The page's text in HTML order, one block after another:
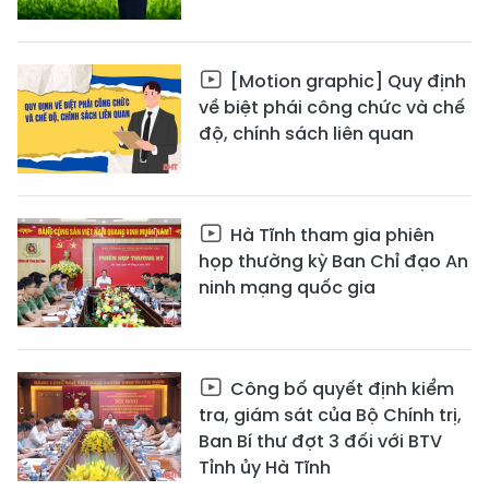
[Motion graphic] Quy định
về biệt phái công chức và chế
độ, chính sách liên quan
Hà Tĩnh tham gia phiên
họp thường kỳ Ban Chỉ đạo An
ninh mạng quốc gia
Công bố quyết định kiểm
tra, giám sát của Bộ Chính trị,
Ban Bí thư đợt 3 đối với BTV
Tỉnh ủy Hà Tĩnh